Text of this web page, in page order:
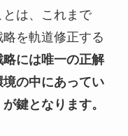
は、これまで
略を軌道修正する
略には唯一の正解
の中にあってい
鍵となります。